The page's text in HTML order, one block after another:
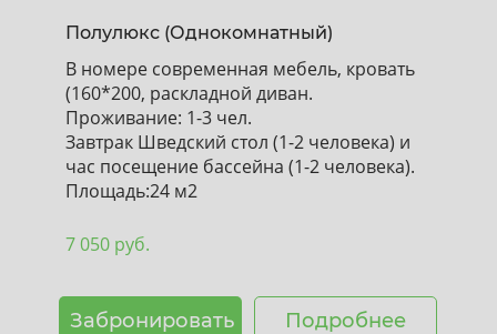
Полулюкс (Однокомнатный)
В номере современная мебель, кровать
(160*200, раскладной диван.
Проживание: 1-3 чел.
Завтрак Шведский стол (1-2 человека) и
час посещение бассейна (1-2 человека).
Площадь:24 м2
7 050 руб.
Забронировать Подробнее